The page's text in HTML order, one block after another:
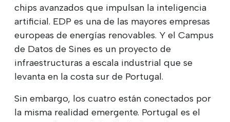
chips avanzados que impulsan la inteligencia
artificial. EDP es una de las mayores empresas
europeas de energías renovables. Y el Campus
de Datos de Sines es un proyecto de
infraestructuras a escala industrial que se
levanta en la costa sur de Portugal.
Sin embargo, los cuatro están conectados por
la misma realidad emergente. Portugal es el